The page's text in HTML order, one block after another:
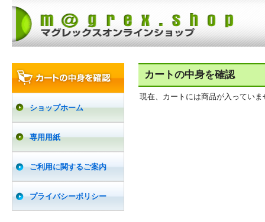
ショップホーム
専用用紙
ご利用に関するご案内
プライバシーポリシー
カートの中身を確認
現在、カートには商品が入っていま